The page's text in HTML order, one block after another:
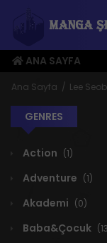
ANA SAYFA
ÜYE MENÜSÜ
Ana Sayfa Lee
GENRES
Action (1)
Adventure (1)
Akademi (0)
Baba&Çocuk